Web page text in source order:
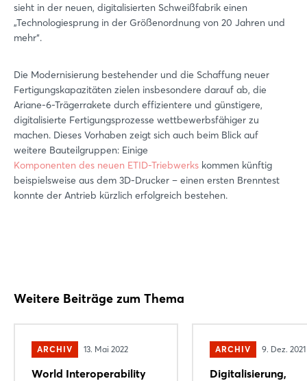
sieht in der neuen, digitalisierten Schweißfabrik einen
„Technologiesprung in der Größenordnung von 20 Jahren und
mehr“.
Die Modernisierung bestehender und die Schaffung neuer
Fertigungskapazitäten zielen insbesondere darauf ab, die
Ariane-6-Trägerrakete durch effizientere und günstigere,
digitalisierte Fertigungsprozesse wettbewerbsfähiger zu
machen. Dieses Vorhaben zeigt sich auch beim Blick auf
weitere Bauteilgruppen: Einige
Komponenten des neuen ETID-Triebwerks kommen künftig
beispielsweise aus dem 3D-Drucker – einen ersten Brenntest
konnte der Antrieb kürzlich erfolgreich bestehen.
Weitere Beiträge zum Thema
ARCHIV 13. Mai 2022
World Interoperability
ARCHIV 9. Dez. 2021
Digitalisierung,